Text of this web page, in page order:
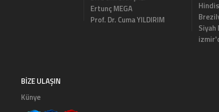
Ertunç MEGA
Prof. Dr. Cuma YILDIRIM
BIZE ULAŞIN
Künye